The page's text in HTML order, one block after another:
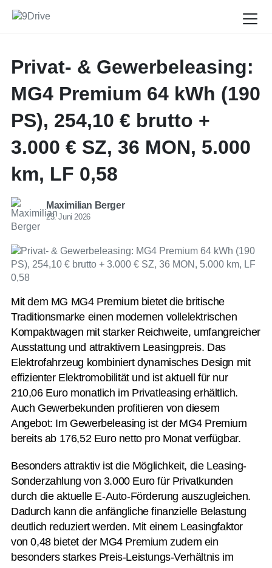
Privat- & Gewerbeleasing:
MG4 Premium 64 kWh (190
PS), 254,10 € brutto +
3.000 € SZ, 36 MON, 5.000
km, LF 0,58
Maximilian Berger
23. Juni 2026
Mit dem MG MG4 Premium bietet die britische
Traditionsmarke einen modernen vollelektrischen
Kompaktwagen mit starker Reichweite, umfangreicher
Ausstattung und attraktivem Leasingpreis. Das
Elektrofahrzeug kombiniert dynamisches Design mit
effizienter Elektromobilität und ist aktuell für nur
210,06 Euro monatlich im Privatleasing erhältlich.
Auch Gewerbekunden profitieren von diesem
Angebot: Im Gewerbeleasing ist der MG4 Premium
bereits ab 176,52 Euro netto pro Monat verfügbar.
Besonders attraktiv ist die Möglichkeit, die Leasing-
Sonderzahlung von 3.000 Euro für Privatkunden
durch die aktuelle E-Auto-Förderung auszugleichen.
Dadurch kann die anfängliche finanzielle Belastung
deutlich reduziert werden. Mit einem Leasingfaktor
von 0,48 bietet der MG4 Premium zudem ein
besonders starkes Preis-Leistungs-Verhältnis im